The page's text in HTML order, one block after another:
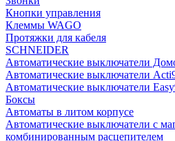
Кнопки управления
Клеммы WAGO
Протяжки для кабеля
SCHNEIDER
Автоматические выключатели
Автоматические выключатели
Автоматические выключатели
Боксы
Автоматы в литом корпусе
Автоматические выключатели с
комбинированным расцепителем